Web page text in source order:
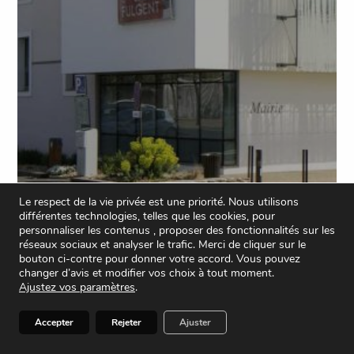
Mairie de Saint-Fulgent
Le respect de la vie privée est une priorité. Nous utilisons
différentes technologies, telles que les cookies, pour
personnaliser les contenus , proposer des fonctionnalités sur les
réseaux sociaux et analyser le trafic. Merci de cliquer sur le
bouton ci-contre pour donner votre accord. Vous pouvez
changer d’avis et modifier vos choix à tout moment.
Ajustez vos paramètres.
Accepter Rejeter Ajuster